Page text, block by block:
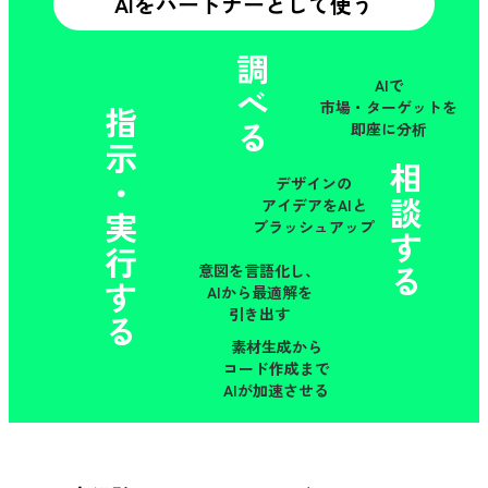
調べる
AIで
市場・ターゲットを
即座に分析
相談する
デザインの
アイデアをAIと
ブラッシュアップ
指示・実行する
意図を言語化し、
AIから最適解を
引き出す
素材生成から
コード作成まで
AIが加速させる